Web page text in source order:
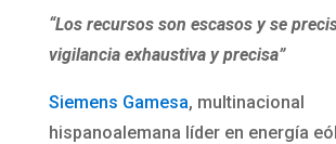
“Los recursos son escasos y se
vigilancia exhaustiva y precisa”
Siemens Gamesa, multinacional
hispanoalemana líder en energía